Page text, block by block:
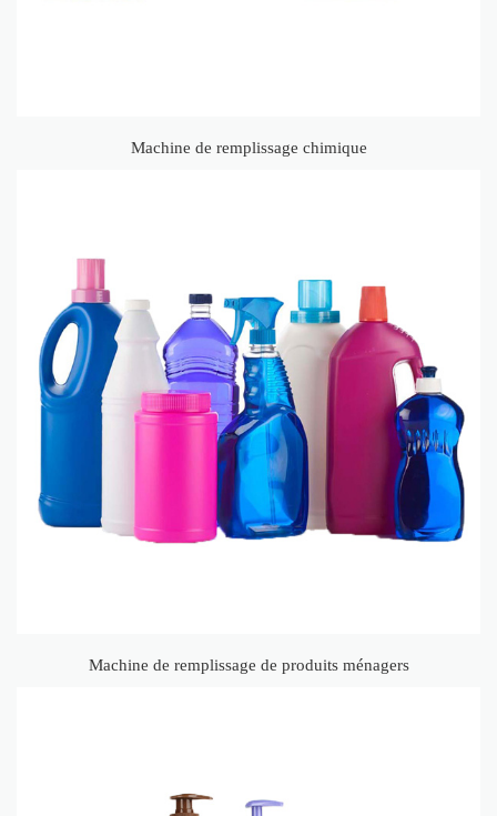
Machine de remplissage chimique
Machine de remplissage de produits ménagers